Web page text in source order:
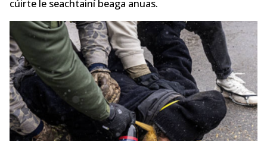
cúirte le seachtainí beaga anuas.